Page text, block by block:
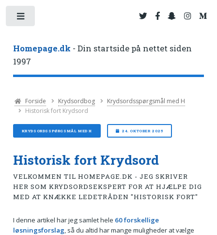
Homepage.dk - Din startside på nettet siden
1997
Forside Krydsordbog
Krydsordsspørgsmål med H
Historisk fort Krydsord
KRYDSORDSSPØRGSMÅL MED H 24. OKTOBER 2025
Historisk fort Krydsord
VELKOMMEN TIL HOMEPAGE.DK - JEG SKRIVER
HER SOM KRYDSORDSEKSPERT FOR AT HJÆLPE DIG
MED AT KNÆKKE LEDETRÅDEN "HISTORISK FORT"
I denne artikel har jeg samlet hele 60 forskellige
løsningsforslag, så du altid har mange muligheder at vælge